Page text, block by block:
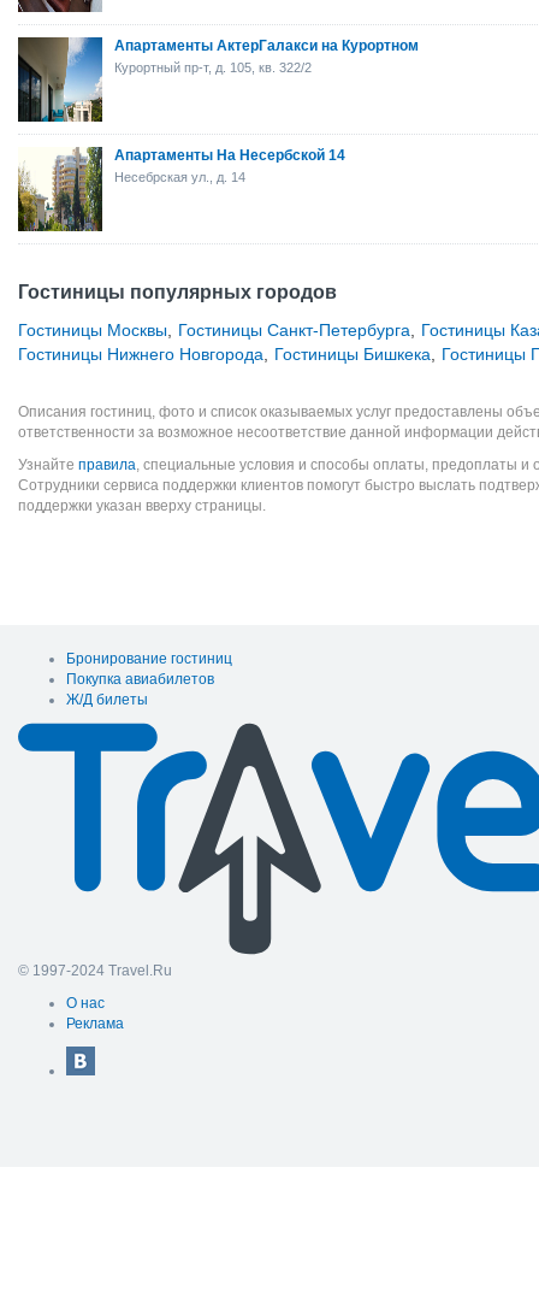
Апартаменты АктерГалакси на Курортном
Курортный пр-т, д. 105, кв. 322/2
Апартаменты На Несербской 14
Несебрская ул., д. 14
Гостиницы популярных городов
Гостиницы Москвы Гостиницы Санкт-Петербурга
Гостиницы
Гостиницы Нижнего Новгорода
Гостиницы Бишкека Гостиницы
Описания гостиниц, фото и список оказываемых услуг предоставлены
ответственности за возможное несоответствие данной информации
Узнайте правила, специальные условия и способы оплаты, предоплаты и
Сотрудники сервиса поддержки клиентов помогут быстро выслать
поддержки указан вверху страницы.
Бронирование гостиниц
Покупка авиабилетов
Ж/Д билеты
© 1997-2024 Travel.Ru
О нас
Реклама